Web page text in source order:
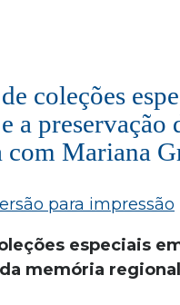
coleções
a preservação
Mariana
especiais
memória